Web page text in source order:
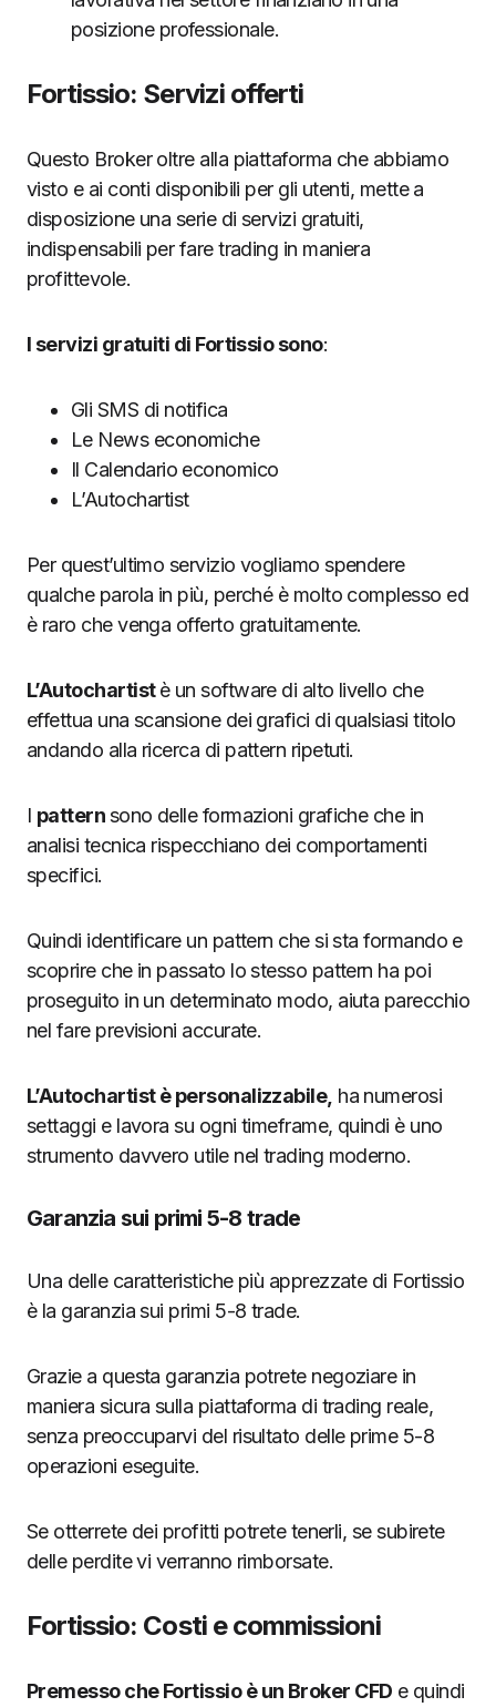
posizione professionale.
Fortissio: Servizi offerti
Questo Broker oltre alla piattaforma che abbiamo
visto e ai conti disponibili per gli utenti, mette a
disposizione una serie di servizi gratuiti,
indispensabili per fare trading in maniera
profittevole.
I servizi gratuiti di Fortissio sono:
Gli SMS di notifica
Le News economiche
Il Calendario economico
L’Autochartist
Per quest’ultimo servizio vogliamo spendere
qualche parola in più, perché è molto complesso ed
è raro che venga offerto gratuitamente.
L’Autochartistè un software di alto livello che
effettua una scansione dei grafici di qualsiasi titolo
andando alla ricerca di pattern ripetuti.
I patternsono delle formazioni grafiche che in
analisi tecnica rispecchiano dei comportamenti
specifici.
Quindi identificare un pattern che si sta formando e
scoprire che in passato lo stesso pattern ha poi
proseguito in un determinato modo, aiuta parecchio
nel fare previsioni accurate.
L’Autochartist è personalizzabile, ha numerosi
settaggi e lavora su ogni timeframe, quindi è uno
strumento davvero utile nel trading moderno.
Garanzia sui primi 5-8 trade
Una delle caratteristiche più apprezzate di Fortissio
è la garanzia sui primi 5-8 trade.
Grazie a questa garanzia potrete negoziare in
maniera sicura sulla piattaforma di trading reale,
senza preoccuparvi del risultato delle prime 5-8
operazioni eseguite.
Se otterrete dei profitti potrete tenerli, se subirete
delle perdite vi verranno rimborsate.
Fortissio: Costi e commissioni
Premesso che Fortissio è un Broker CFD e quindi